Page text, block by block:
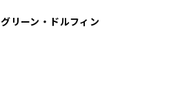
グリーン・ドルフィン